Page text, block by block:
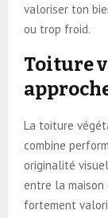
valoriser ton
ou trop froid.
Toiture
La toiture
combine
originalité
entre la maison
fortement